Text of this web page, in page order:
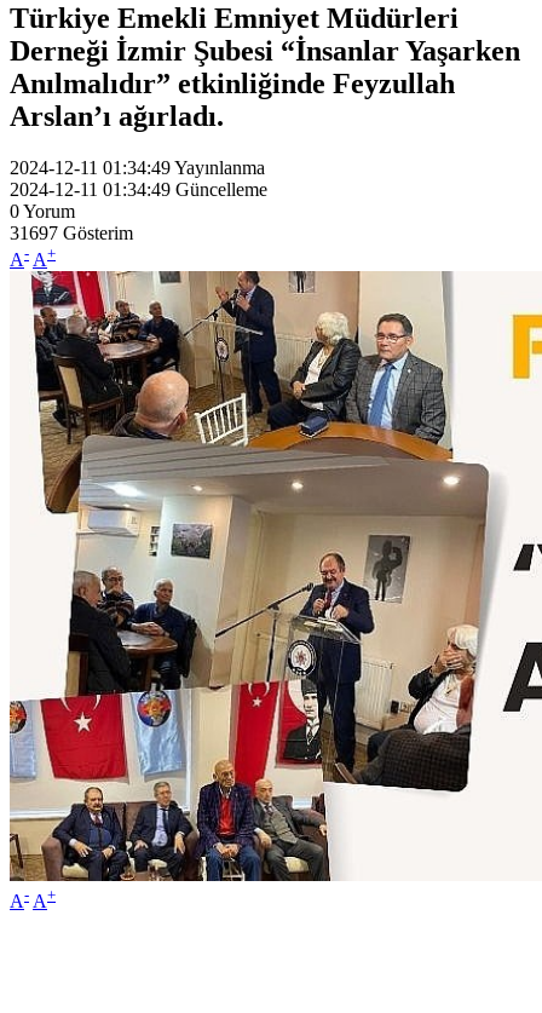
Türkiye Emekli Emniyet Müdürleri
Derneği İzmir Şubesi “İnsanlar Yaşarken
Anılmalıdır” etkinliğinde Feyzullah
Arslan’ı ağırladı.
2024-12-11 01:34:49Yayınlanma
2024-12-11 01:34:49 Güncelleme
0Yorum
31697 Gösterim
A- A+
A- A+